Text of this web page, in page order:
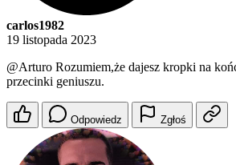
carlos1982
19 listopada 2023
@Arturo Rozumiem,że dajesz kropki na
przecinki geniuszu.
Odpowiedz Zgłoś